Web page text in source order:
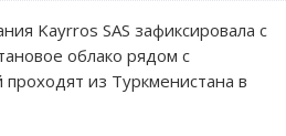
Kayrros SAS зафиксировала с
облако рядом с
из Туркменистана в